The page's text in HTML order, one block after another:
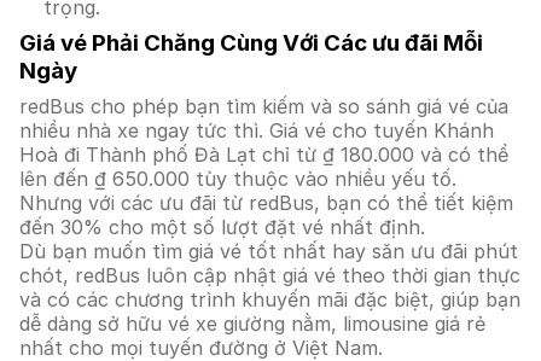
trọng.
Giá vé Phải Chăng Cùng Với Các ưu đãi Mỗi
Ngày
redBus cho phép bạn tìm kiếm và so sánh giá vé của
nhiều nhà xe ngay tức thì. Giá vé cho tuyến Khánh
Hoà đi Thành phố Đà Lạt chỉ từ ₫ 180.000 và có thể
lên đến ₫ 650.000 tùy thuộc vào nhiều yếu tố.
Nhưng với các ưu đãi từ redBus, bạn có thể tiết kiệm
đến 30% cho một số lượt đặt vé nhất định.
Dù bạn muốn tìm giá vé tốt nhất hay săn ưu đãi phút
chót, redBus luôn cập nhật giá vé theo thời gian thực
và có các chương trình khuyến mãi đặc biệt, giúp bạn
dễ dàng sở hữu vé xe giường nằm, limousine giá rẻ
nhất cho mọi tuyến đường ở Việt Nam.